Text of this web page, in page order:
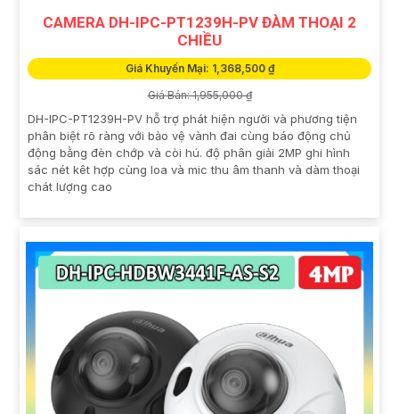
CAMERA DH-IPC-PT1239H-PV ĐÀM THOẠI 2
CHIỀU
Giá Khuyến Mại: 1,368,500 ₫
Giá Bán: 1,955,000 ₫
DH-IPC-PT1239H-PV hỗ trợ phát hiện người và phương tiện
phân biệt rõ ràng với bảo vệ vành đai cùng báo động chủ
động bằng đèn chớp và còi hú. độ phân giải 2MP ghi hình
sác nét kêt hợp cùng loa và mic thu âm thanh và dàm thoại
chát lượng cao